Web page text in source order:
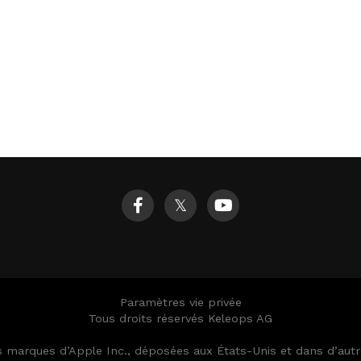
𝕏
Paramètres vie privée
Tous droits réservés Keleops AG
d’Apple Inc., déposées aux États-Unis et dans